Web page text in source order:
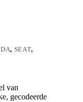
, SEAT,
van
gecodeerde